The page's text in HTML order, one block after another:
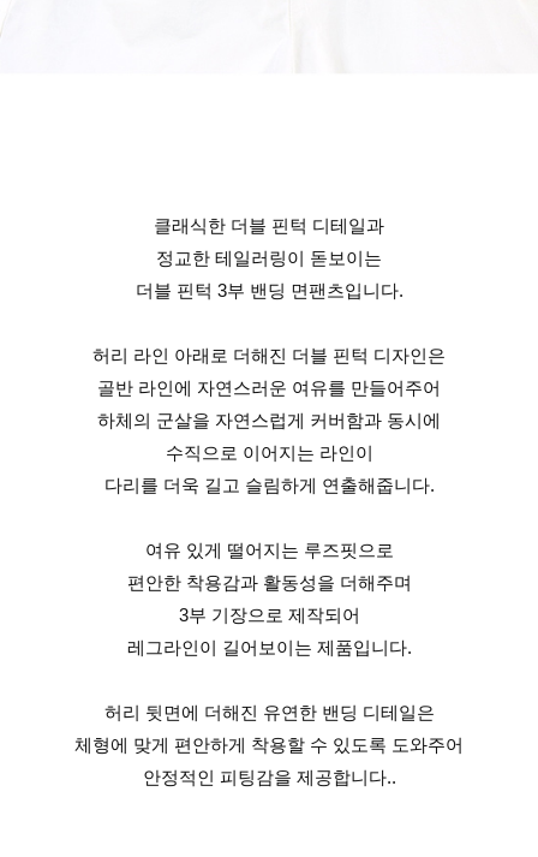
클래식한 더블 핀턱 디테일과
정교한 테일러링이 돋보이는
더블 핀턱 3부 밴딩 면팬츠입니다.
허리 라인 아래로 더해진 더블 핀턱 디자인은
골반 라인에 자연스러운 여유를 만들어주어
하체의 군살을 자연스럽게 커버함과 동시에
수직으로 이어지는 라인이
다리를 더욱 길고 슬림하게 연출해줍니다.
여유 있게 떨어지는 루즈핏으로
편안한 착용감과 활동성을 더해주며
3부 기장으로 제작되어
레그라인이 길어보이는 제품입니다.
허리 뒷면에 더해진 유연한 밴딩 디테일은
체형에 맞게 편안하게 착용할 수 있도록 도와주어